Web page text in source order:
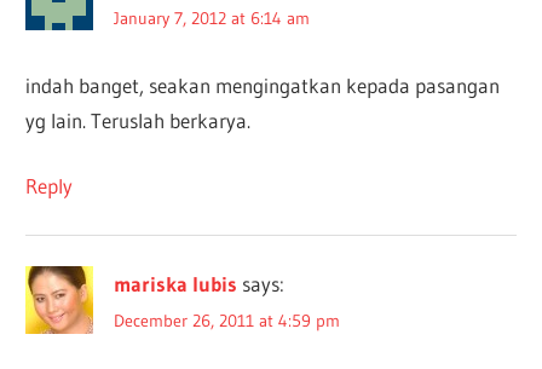
January 7, 2012 at 6:14 am
indah banget, seakan mengingatkan kepada pasangan
yg lain. Teruslah berkarya.
Reply
mariska lubis says:
December 26, 2011 at 4:59 pm